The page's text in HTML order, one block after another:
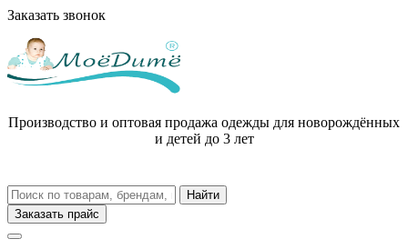
Заказать звонок
Производство и оптовая продажа одежды для новорождённых
и детей до 3 лет
Заказать прайс